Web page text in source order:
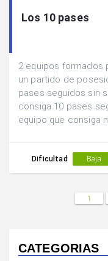
Los 10 pases
2 equipos formados
un partido de
pases seguidos sin
consiga 10 pases
equipo que consiga
Dificultad Baja
1
CATEGORIAS